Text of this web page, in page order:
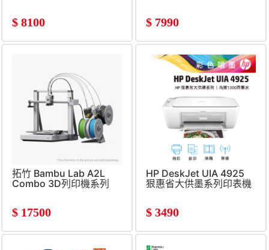
$ 8100 $ 7990
拓竹 Bambu Lab A2L
Combo 3D列印機系列
$ 17500
HP DeskJet UIA 4925
狠惠省大供墨系列印表機
$ 3490